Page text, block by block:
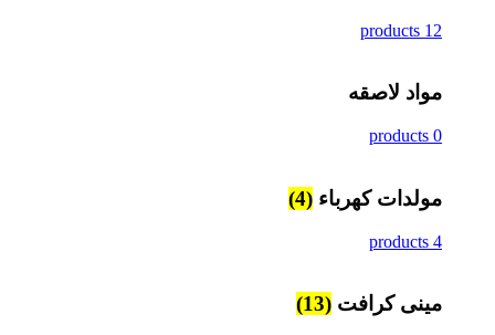
12 products
مواد لاصقه
0 products
مولدات كهرباء (4)
4 products
مينى كرافت (13)